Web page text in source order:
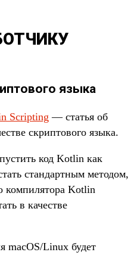
языка
Scripting — статья об
скриптового языка.
код Kotlin как
стандартным методом,
компилятора Kotlin
в качестве
macOS/Linux будет